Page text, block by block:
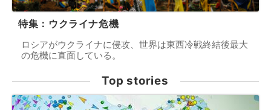
特集：ウクライナ危機
ロシアがウクライナに侵攻、世界は東西冷戦終結後最大
の危機に直面している。
Top stories